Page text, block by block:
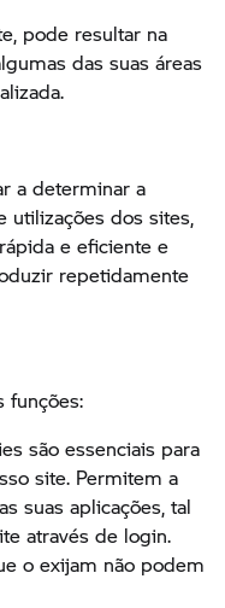
pode resultar na
das suas áreas
a determinar a
utilizações dos sites,
e eficiente e
repetidamente
funções:
são essenciais para
site. Permitem a
suas aplicações, tal
através de login.
o exijam não podem